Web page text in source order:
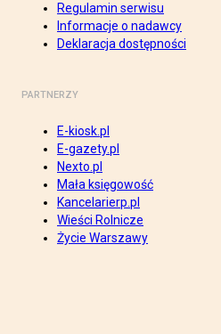
Regulamin serwisu
Informacje o nadawcy
Deklaracja dostępności
PARTNERZY
E-kiosk.pl
E-gazety.pl
Nexto.pl
Mała księgowość
Kancelarierp.pl
Wieści Rolnicze
Życie Warszawy